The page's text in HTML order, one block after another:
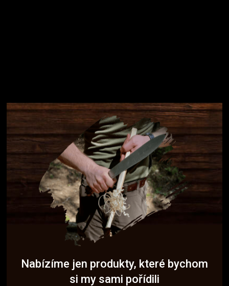
Nabízíme jen produkty, které bychom
si my sami pořídili